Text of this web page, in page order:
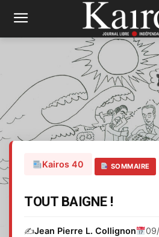
Kairos 40 SOMMAIRE
TOUT BAIGNE !
✍️Jean Pierre L. Collignon